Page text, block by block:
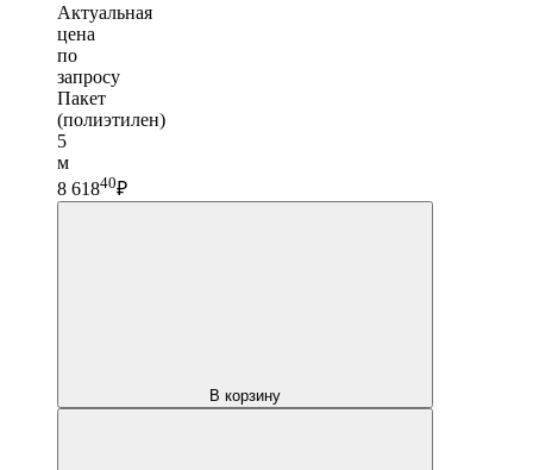
Актуальная
цена
по
запросу
Пакет
(полиэтилен)
5
м
8 61840₽
В корзину